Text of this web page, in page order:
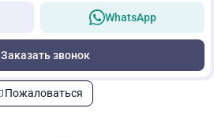
WhatsApp
Заказать звонок
Пожаловаться